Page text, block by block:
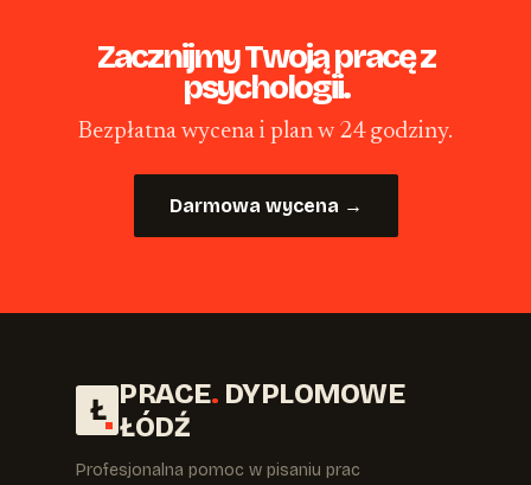
Zacznijmy Twoją pracę z
psychologii.
Bezpłatna wycena i plan w 24 godziny.
Darmowa wycena →
Ł PRACE. DYPLOMOWE
ŁÓDŹ
Profesjonalna pomoc w pisaniu prac